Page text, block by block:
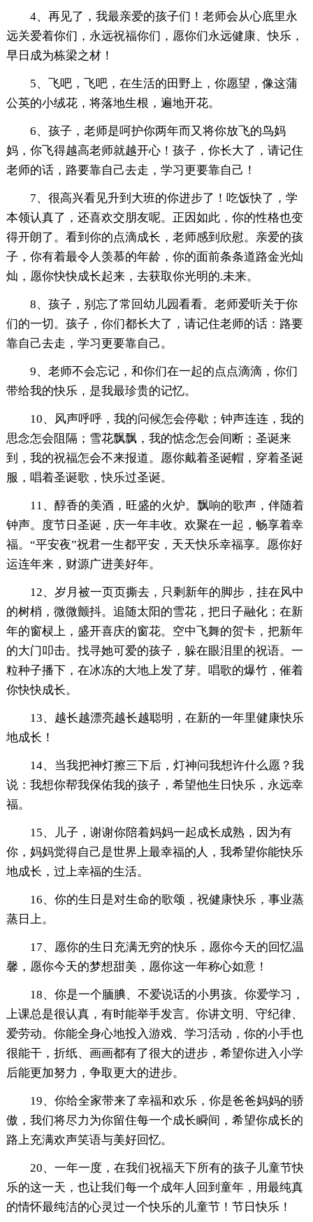
4、再见了，我最亲爱的孩子们！老师会从心底里永
远关爱着你们，永远祝福你们，愿你们永远健康、快乐，
早日成为栋梁之材！
5、飞吧，飞吧，在生活的田野上，你愿望，像这蒲
公英的小绒花，将落地生根，遍地开花。
6、孩子，老师是呵护你两年而又将你放飞的鸟妈
妈，你飞得越高老师就越开心！孩子，你长大了，请记住
老师的话，路要靠自己去走，学习更要靠自己！
7、很高兴看见升到大班的你进步了！吃饭快了，学
本领认真了，还喜欢交朋友呢。正因如此，你的性格也变
得开朗了。看到你的点滴成长，老师感到欣慰。亲爱的孩
子，你有着最令人羡慕的年龄，你的面前条条道路金光灿
灿，愿你快快成长起来，去获取你光明的.未来。
8、孩子，别忘了常回幼儿园看看。老师爱听关于你
们的一切。孩子，你们都长大了，请记住老师的话：路要
靠自己去走，学习更要靠自己。
9、老师不会忘记，和你们在一起的点点滴滴，你们
带给我的快乐，是我最珍贵的记忆。
10、风声呼呼，我的问候怎会停歇；钟声连连，我的
思念怎会阻隔；雪花飘飘，我的惦念怎会间断；圣诞来
到，我的祝福怎会不来报道。愿你戴着圣诞帽，穿着圣诞
服，唱着圣诞歌，快乐过圣诞。
11、醇香的美酒，旺盛的火炉。飘响的歌声，伴随着
钟声。度节日圣诞，庆一年丰收。欢聚在一起，畅享着幸
福。“平安夜”祝君一生都平安，天天快乐幸福享。愿你好
运连年来，财源广进美好年。
12、岁月被一页页撕去，只剩新年的脚步，挂在风中
的树梢，微微颤抖。追随太阳的雪花，把日子融化；在新
年的窗棂上，盛开喜庆的窗花。空中飞舞的贺卡，把新年
的大门叩击。找寻她可爱的孩子，躲在眼泪里的祝语。一
粒种子播下，在冰冻的大地上发了芽。唱歌的爆竹，催着
你快快成长。
13、越长越漂亮越长越聪明，在新的一年里健康快乐
地成长！
14、当我把神灯擦三下后，灯神问我想许什么愿？我
说：我想你帮我保佑我的孩子，希望他生日快乐，永远幸
福。
15、儿子，谢谢你陪着妈妈一起成长成熟，因为有
你，妈妈觉得自己是世界上最幸福的人，我希望你能快乐
地成长，过上幸福的生活。
16、你的生日是对生命的歌颂，祝健康快乐，事业蒸
蒸日上。
17、愿你的生日充满无穷的快乐，愿你今天的回忆温
馨，愿你今天的梦想甜美，愿你这一年称心如意！
18、你是一个腼腆、不爱说话的小男孩。你爱学习，
上课总是很认真，有时能举手发言。你讲文明、守纪律、
爱劳动。你能全身心地投入游戏、学习活动，你的小手也
很能干，折纸、画画都有了很大的进步，希望你进入小学
后能更加努力，争取更大的进步。
19、你给全家带来了幸福和欢乐，你是爸爸妈妈的骄
傲，我们将尽力为你留住每一个成长瞬间，希望你成长的
路上充满欢声笑语与美好回忆。
20、一年一度，在我们祝福天下所有的孩子儿童节快
乐的这一天，也让我们每一个成年人回到童年，用最纯真
的情怀最纯洁的心灵过一个快乐的儿童节！节日快乐！